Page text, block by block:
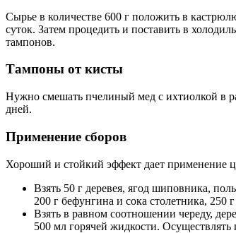
Сырье в количестве 600 г положить в
суток. Затем процедить и поставить в
тампонов.
Тампоны от кисты
Нужно смешать пчелиный мед с ихтиолкой в
дней.
Применение сборов
Хороший и стойкий эффект дает применение
Взять 50 г деревея, ягод шиповника,
200 г бефунгина и сока столетника, 250
Взять в равном соотношении череду,
500 мл горячей жидкости.